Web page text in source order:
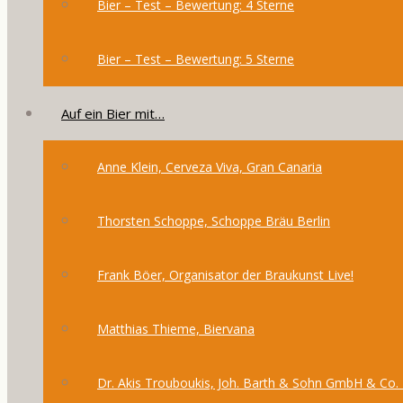
Bier – Test – Bewertung: 4 Sterne
Bier – Test – Bewertung: 5 Sterne
Auf ein Bier mit…
Anne Klein, Cerveza Viva, Gran Canaria
Thorsten Schoppe, Schoppe Bräu Berlin
Frank Böer, Organisator der Braukunst Live!
Matthias Thieme, Biervana
Dr. Akis Trouboukis, Joh. Barth & Sohn GmbH & Co.